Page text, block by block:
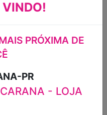
R$2,79
PRÓXIMA DE
PR
- LOJA